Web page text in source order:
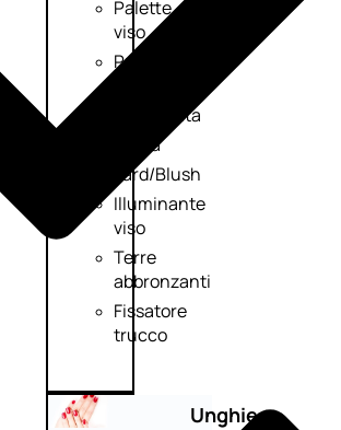
Palette
viso
Primer
Fondotinta
Cipria
Fard/Blush
Illuminante
viso
Terre
abbronzanti
Fissatore
trucco
Unghie